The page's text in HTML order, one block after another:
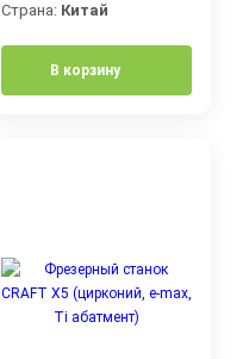
Страна: Китай
В корзину